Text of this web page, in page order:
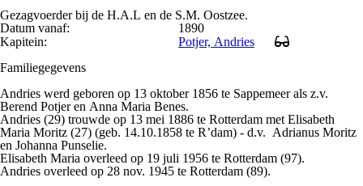
Gezagvoerder bij de H.A.L en de S.M. Oostzee.
Datum vanaf:
1890
Kapitein:
Potjer, Andries
Familiegegevens
Andries werd geboren op 13 oktober 1856 te Sappemeer als z.v.
Berend Potjer en Anna Maria Benes.
Andries (29) trouwde op 13 mei 1886 te Rotterdam met Elisabeth
Maria Moritz (27) (geb. 14.10.1858 te R’dam) - d.v. Adrianus Moritz
en Johanna Punselie.
Elisabeth Maria overleed op 19 juli 1956 te Rotterdam (97).
Andries overleed op 28 nov. 1945 te Rotterdam (89).